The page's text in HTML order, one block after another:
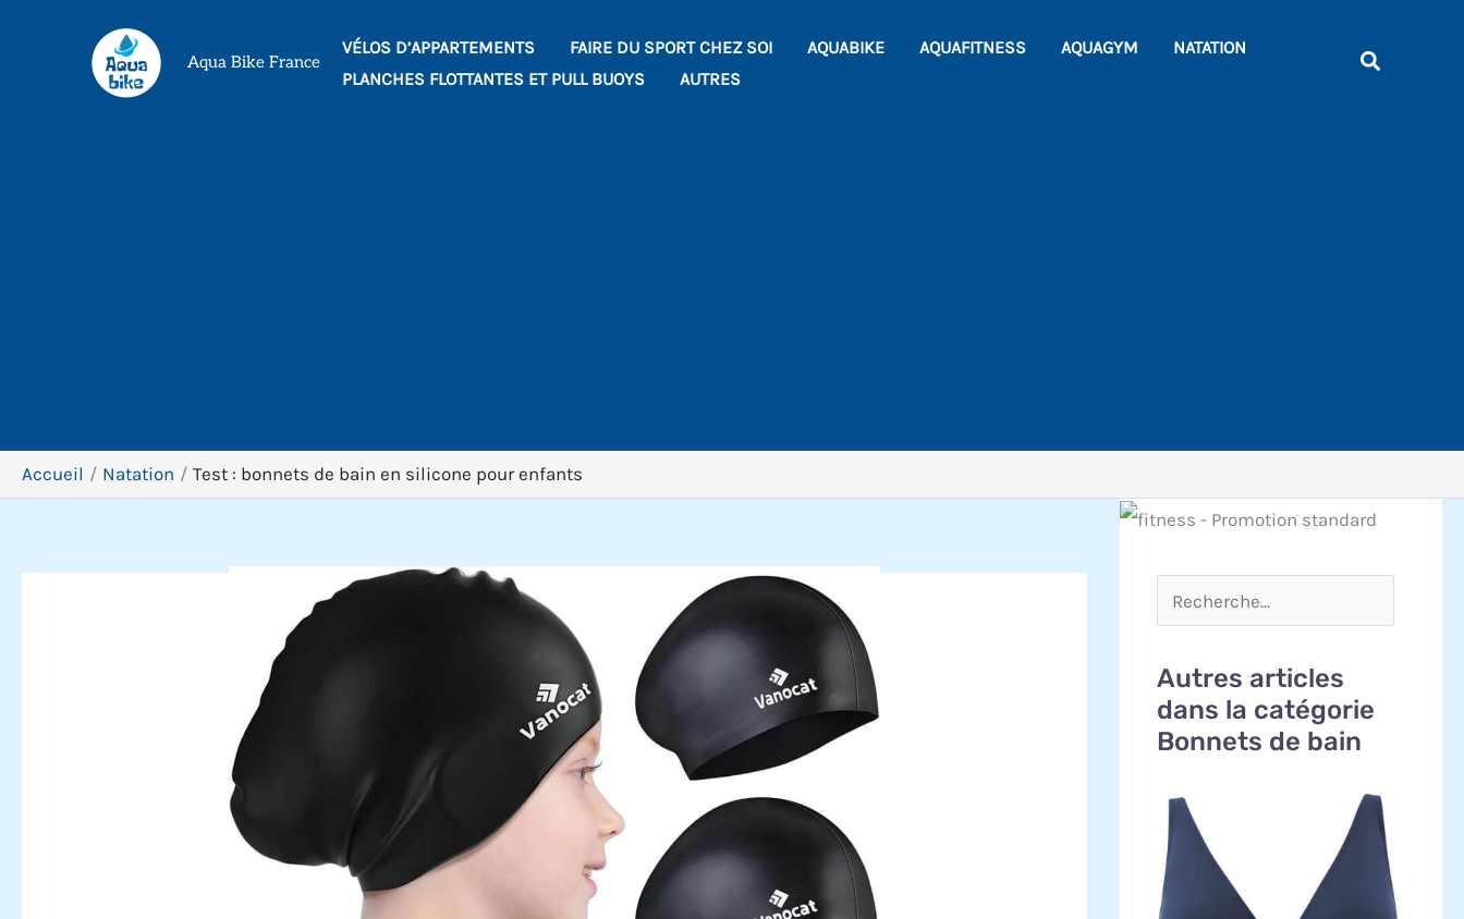
Aqua Bike France
VÉLOS D’APPARTEMENTS FAIRE DU SPORT CHEZ SOI AQUABIKE AQUAFITNESS AQUAGYM
NATATION
PLANCHES FLOTTANTES ET PULL BUOYS
AUTRES
Accueil Natation Test : bonnets de bain en silicone pour enfants
Autres articles
dans la catégorie
Bonnets de bain